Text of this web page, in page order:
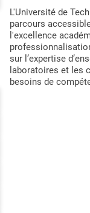
L'Université de
parcours
l'excellence
sur l’expertise
laboratoires et les
besoins de